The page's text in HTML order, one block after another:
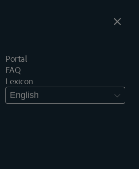
Portal
FAQ
Lexicon
English
Antwerpen, 18
2012/AR/3261,